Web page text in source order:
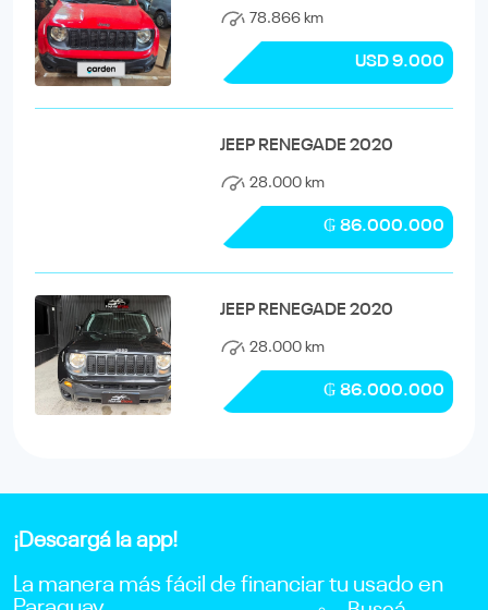
78.866 km
USD 9.000
JEEP RENEGADE 2020
28.000 km
₲ 86.000.000
JEEP RENEGADE 2020
28.000 km
₲ 86.000.000
¡Descargá la app!
La manera más fácil de financiar tu usado en